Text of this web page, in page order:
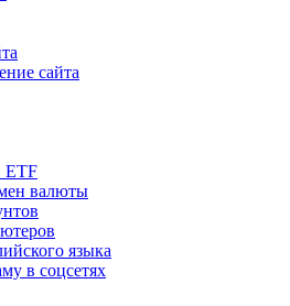
сайта
ETF
валюты
языка
в соцсетях